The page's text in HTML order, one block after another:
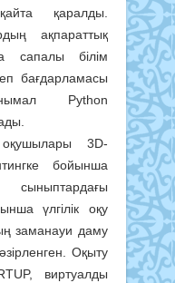
қаралды.
ақпараттық
сапалы білім
бағдарламасы
Python
3D-
бойынша
үлгілік оқу
заманауи даму
Оқыту
виртуалды